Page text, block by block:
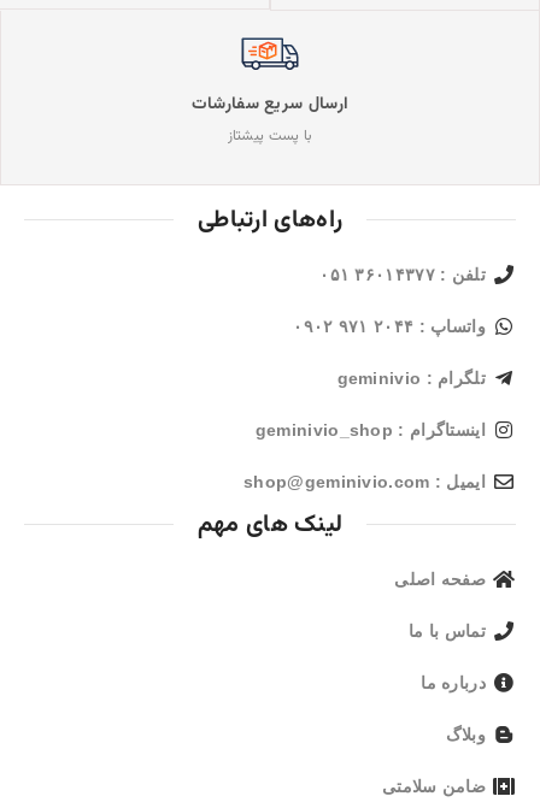
ارسال سریع سفارشات
با پست پیشتاز
راه‌های ارتباطی
تلفن : ۳۶۰۱۴۳۷۷ ۰۵۱
واتساپ : ۲۰۴۴ ۹۷۱ ۰۹۰۲
تلگرام : geminivio
اینستاگرام : geminivio_shop
ایمیل : shop@geminivio.com​
لینک های مهم
صفحه اصلی
تماس با ما
درباره ما
وبلاگ
ضامن سلامتی